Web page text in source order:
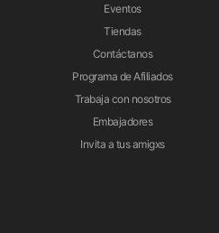
Eventos
Tiendas
Contáctanos
Programa de Afiliados
Trabaja con nosotros
Embajadores
Invita a tus amigxs